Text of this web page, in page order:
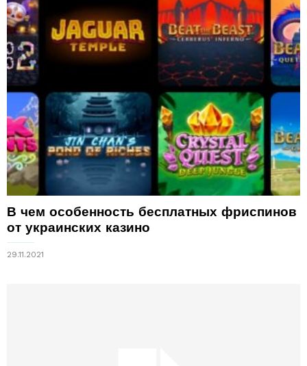
В чем особенность бесплатных фриспинов
от украинских казино
29.11.2021